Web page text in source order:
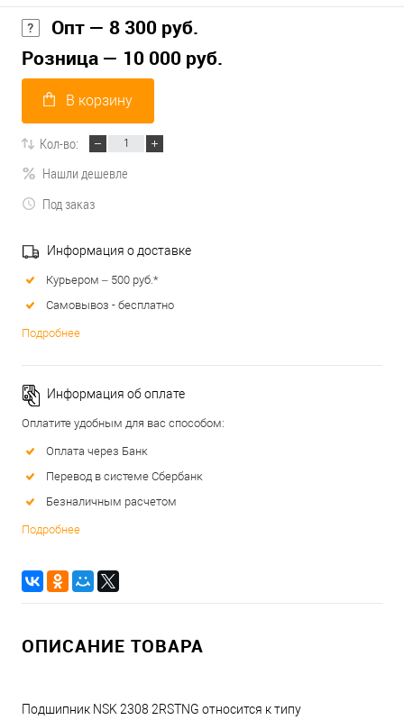
Опт — 8 300 руб.
Розница — 10 000 руб.
В корзину
Кол-во:
Нашли дешевле
Под заказ
Информация о доставке
Курьером – 500 руб.*
Самовывоз - бесплатно
Подробнее
Информация об оплате
Оплатите удобным для вас способом:
Оплата через Банк
Перевод в системе Сбербанк
Безналичным расчетом
Подробнее
ОПИСАНИЕ ТОВАРА
Подшипник NSK 2308 2RSTNG относится к типу